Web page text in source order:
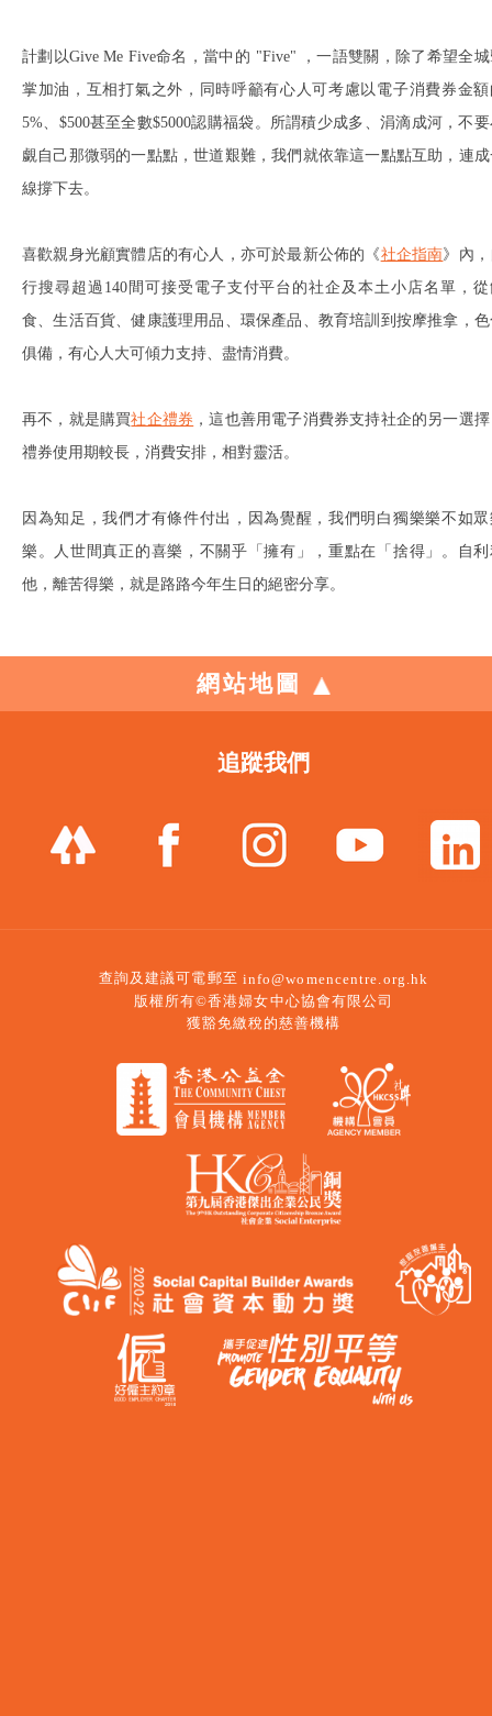
計劃以Give Me Five命名，當中的 "Five" ，一語雙關，除了希望全
掌加油，互相打氣之外，同時呼籲有心人可考慮以電子消費券金額
5%、$500甚至全數$5000認購福袋。所謂積少成多、涓滴成河，不
覷自己那微弱的一點點，世道艱難，我們就依靠這一點點互助，連
線撐下去。
喜歡親身光顧實體店的有心人，亦可於最新公佈的《社企指南》內
行搜尋超過140間可接受電子支付平台的社企及本土小店名單，從
食、生活百貨、健康護理用品、環保產品、教育培訓到按摩推拿，
俱備，有心人大可傾力支持、盡情消費。
再不，就是購買社企禮券 ，這也善用電子消費券支持社企的另一選
禮券使用期較長，消費安排，相對靈活。
因為知足，我們才有條件付出，因為覺醒，我們明白獨樂樂不如眾
樂。人世間真正的喜樂，不關乎「擁有」，重點在「捨得」。自利
他，離苦得樂，就是路路今年生日的絕密分享。
網站地圖
追蹤我們
查詢及建議可電郵至 info@womencentre.org.hk
版權所有©香港婦女中心協會有限公司
獲豁免繳稅的慈善機構